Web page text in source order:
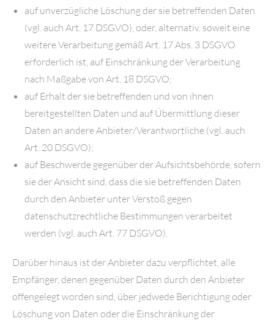
auf unverzügliche Löschung der sie betreffenden Daten
(vgl. auch Art. 17 DSGVO), oder, alternativ, soweit eine
weitere Verarbeitung gemäß Art. 17 Abs. 3 DSGVO
erforderlich ist, auf Einschränkung der Verarbeitung
nach Maßgabe von Art. 18 DSGVO;
auf Erhalt der sie betreffenden und von ihnen
bereitgestellten Daten und auf Übermittlung dieser
Daten an andere Anbieter/Verantwortliche (vgl. auch
Art. 20 DSGVO);
auf Beschwerde gegenüber der Aufsichtsbehörde, sofern
sie der Ansicht sind, dass die sie betreffenden Daten
durch den Anbieter unter Verstoß gegen
datenschutzrechtliche Bestimmungen verarbeitet
werden (vgl. auch Art. 77 DSGVO).
Darüber hinaus ist der Anbieter dazu verpflichtet, alle
Empfänger, denen gegenüber Daten durch den Anbieter
offengelegt worden sind, über jedwede Berichtigung oder
Löschung von Daten oder die Einschränkung der